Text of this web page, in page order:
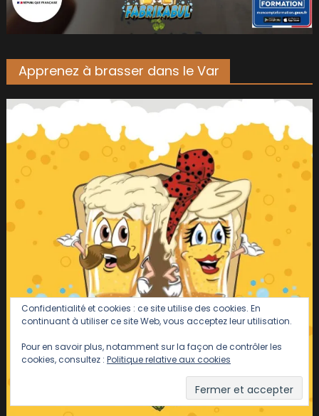
Apprenez à brasser dans le Var
Confidentialité et cookies : ce site utilise des cookies. En
continuant à utiliser ce site Web, vous acceptez leur utilisation.
Pour en savoir plus, notamment sur la façon de contrôler les
cookies, consultez : Politique relative aux cookies